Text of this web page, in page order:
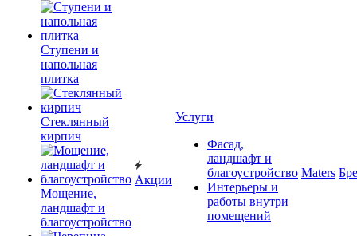
Ступени и
напольная
плитка
Cтеклянный
кирпич
Мощение,
ландшафт и
благоустройство
Акции
Услуги
Фасад,
ландшафт и
благоустройство
Интерьеры и
работы внутри
помещений
Maters